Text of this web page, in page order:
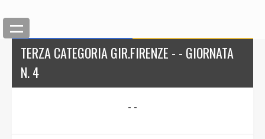
TERZA CATEGORIA GIR.FIRENZE - - GIORNATA
N. 4
- -